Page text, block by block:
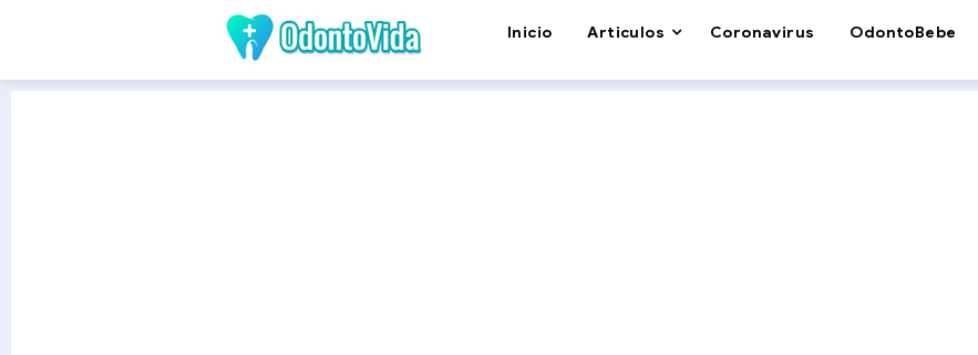
Inicio Articulos Coronavirus OdontoBebe